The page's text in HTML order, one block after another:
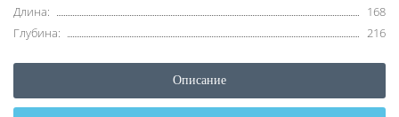
Длина:
168
Глубина:
216
Описание